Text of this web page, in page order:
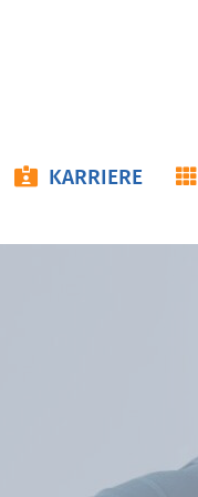
KARRIERE